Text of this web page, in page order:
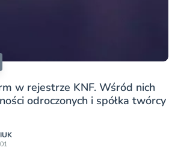
w rejestrze KNF. Wśród nich
odroczonych i spółka twórcy